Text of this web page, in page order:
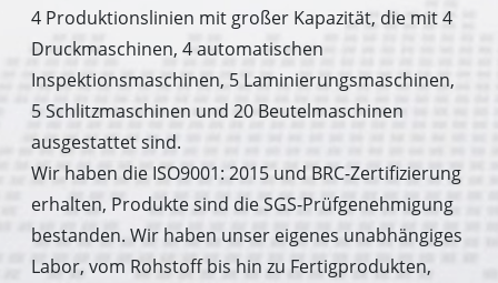
4 Produktionslinien mit großer Kapazität, die mit 4
Druckmaschinen, 4 automatischen
Inspektionsmaschinen, 5 Laminierungsmaschinen,
5 Schlitzmaschinen und 20 Beutelmaschinen
ausgestattet sind.
Wir haben die ISO9001: 2015 und BRC-Zertifizierung
erhalten, Produkte sind die SGS-Prüfgenehmigung
bestanden. Wir haben unser eigenes unabhängiges
Labor, vom Rohstoff bis hin zu Fertigprodukten,